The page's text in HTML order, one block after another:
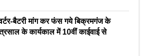
बैटरी मांग कर फंस गये बिक्रमगंज के
के कार्यकाल में 10वीं काईवाई से